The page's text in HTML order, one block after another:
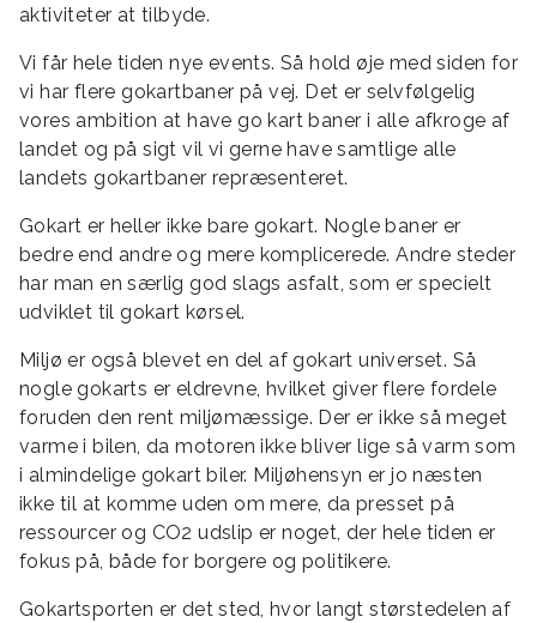
aktiviteter at tilbyde.
Vi får hele tiden nye events. Så hold øje med siden for
vi har flere gokartbaner på vej. Det er selvfølgelig
vores ambition at have go kart baner i alle afkroge af
landet og på sigt vil vi gerne have samtlige alle
landets gokartbaner repræsenteret.
Gokart er heller ikke bare gokart. Nogle baner er
bedre end andre og mere komplicerede. Andre steder
har man en særlig god slags asfalt, som er specielt
udviklet til gokart kørsel.
Miljø er også blevet en del af gokart universet. Så
nogle gokarts er eldrevne, hvilket giver flere fordele
foruden den rent miljømæssige. Der er ikke så meget
varme i bilen, da motoren ikke bliver lige så varm som
i almindelige gokart biler. Miljøhensyn er jo næsten
ikke til at komme uden om mere, da presset på
ressourcer og CO2 udslip er noget, der hele tiden er
fokus på, både for borgere og politikere.
Gokartsporten er det sted, hvor langt størstedelen af